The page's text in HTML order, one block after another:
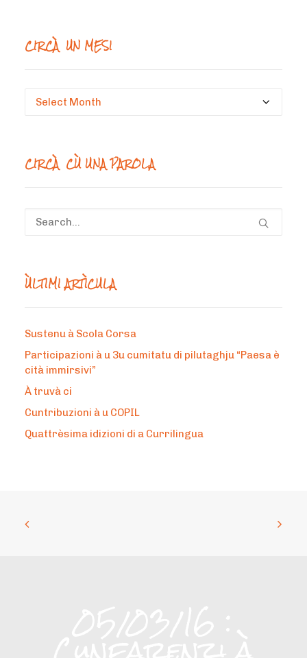
CIRCÀ UN MESI
Circà
CIRCÀ CÙ UNA PAROLA
ÙLTIMI ARTÌCULA
Sustenu à Scola Corsa
Participazioni à u 3u cumitatu di pilutaghju “Paesa è
cità immirsivi”
À truvà ci
Cuntribuzioni à u COPIL
Quattrèsima idizioni di a Currilingua